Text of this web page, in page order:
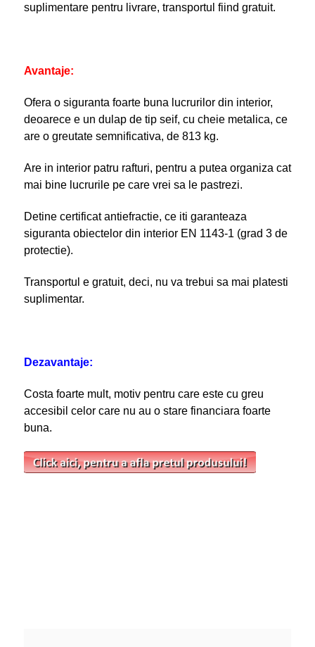
suplimentare pentru livrare, transportul fiind gratuit.
Avantaje:
Ofera o siguranta foarte buna lucrurilor din interior,
deoarece e un dulap de tip seif, cu cheie metalica, ce
are o greutate semnificativa, de 813 kg.
Are in interior patru rafturi, pentru a putea organiza cat
mai bine lucrurile pe care vrei sa le pastrezi.
Detine certificat antiefractie, ce iti garanteaza
siguranta obiectelor din interior EN 1143-1 (grad 3 de
protectie).
Transportul e gratuit, deci, nu va trebui sa mai platesti
suplimentar.
Dezavantaje:
Costa foarte mult, motiv pentru care este cu greu
accesibil celor care nu au o stare financiara foarte
buna.